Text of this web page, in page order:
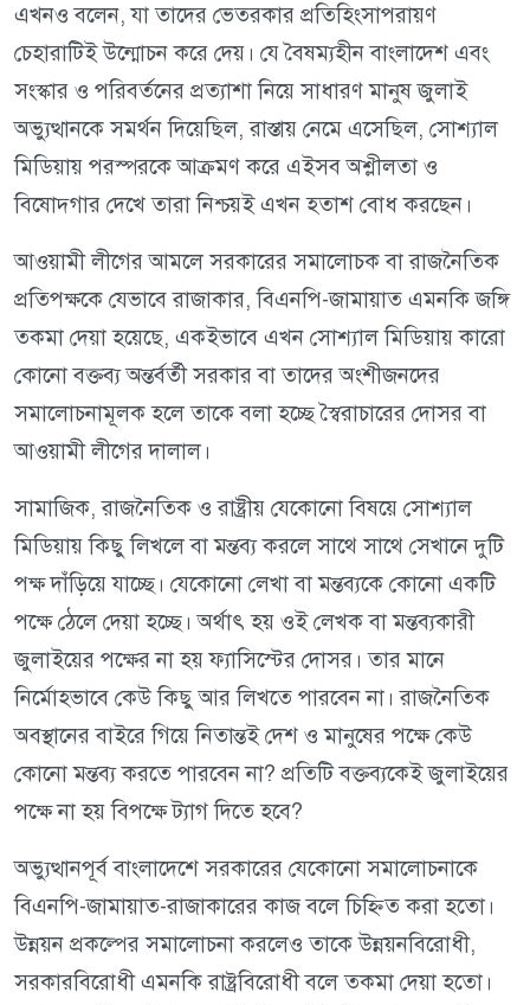
এখনও বলেন, যা তাদের ভেতরকার প্রতিহিংসাপরায়ণ
চেহারাটিই উন্মোচন করে দেয়। যে বৈষম্যহীন বাংলাদেশ এবং
সংস্কার ও পরিবর্তনের প্রত্যাশা নিয়ে সাধারণ মানুষ জুলাই
অভ্যুত্থানকে সমর্থন দিয়েছিল, রাস্তায় নেমে এসেছিল, সোশ্যাল
মিডিয়ায় পরস্পরকে আক্রমণ করে এইসব অশ্লীলতা ও
বিষোদ্গার দেখে তারা নিশ্চয়ই এখন হতাশ বোধ করছেন।
আওয়ামী লীগের আমলে সরকারের সমালোচক বা রাজনৈতিক
প্রতিপক্ষকে যেভাবে রাজাকার, বিএনপি-জামায়াত এমনকি জঙ্গি
তকমা দেয়া হয়েছে, একইভাবে এখন সোশ্যাল মিডিয়ায় কারো
কোনো বক্তব্য অন্তর্বর্তী সরকার বা তাদের অংশীজনদের
সমালোচনামূলক হলে তাকে বলা হচ্ছে স্বৈরাচারের দোসর বা
আওয়ামী লীগের দালাল।
সামাজিক, রাজনৈতিক ও রাষ্ট্রীয় যেকোনো বিষয়ে সোশ্যাল
মিডিয়ায় কিছু লিখলে বা মন্তব্য করলে সাথে সাথে সেখানে দুটি
পক্ষ দাঁড়িয়ে যাচ্ছে। যেকোনো লেখা বা মন্তব্যকে কোনো একটি
পক্ষে ঠেলে দেয়া হচ্ছে। অর্থাৎ হয় ওই লেখক বা মন্তব্যকারী
জুলাইয়ের পক্ষের না হয় ফ্যাসিস্টের দোসর। তার মানে
নির্মোহভাবে কেউ কিছু আর লিখতে পারবেন না। রাজনৈতিক
অবস্থানের বাইরে গিয়ে নিতান্তই দেশ ও মানুষের পক্ষে কেউ
কোনো মন্তব্য করতে পারবেন না? প্রতিটি বক্তব্যকেই জুলাইয়ের
পক্ষে না হয় বিপক্ষে ট্যাগ দিতে হবে?
অভ্যুত্থানপূর্ব বাংলাদেশে সরকারের যেকোনো সমালোচনাকে
বিএনপি-জামায়াত-রাজাকারের কাজ বলে চিহ্নিত করা হতো।
উন্নয়ন প্রকল্পের সমালোচনা করলেও তাকে উন্নয়নবিরোধী,
সরকারবিরোধী এমনকি রাষ্ট্রবিরোধী বলে তকমা দেয়া হতো।